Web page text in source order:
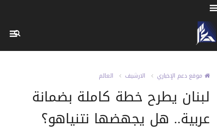
موقع دعم الإخباري الارشيف العالم
لبنان يطرح خطة كاملة بضمانة
عربية.. هل يجهضها نتنياهو؟